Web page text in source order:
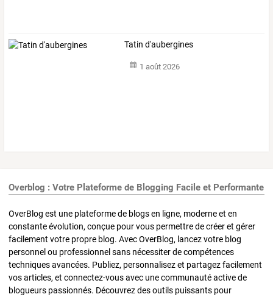
Tatin d'aubergines
1 août 2026
Overblog : Votre Plateforme de Blogging Facile et Performante
OverBlog est une plateforme de blogs en ligne, moderne et en
constante évolution, conçue pour vous permettre de créer et gérer
facilement votre propre blog. Avec OverBlog, lancez votre blog
personnel ou professionnel sans nécessiter de compétences
techniques avancées. Publiez, personnalisez et partagez facilement
vos articles, et connectez-vous avec une communauté active de
blogueurs passionnés. Découvrez des outils puissants pour